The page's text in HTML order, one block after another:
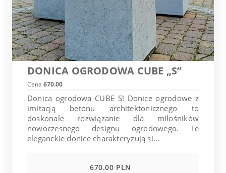
DONICA OGRODOWA CUBE „S”
Cena 670.00
Donica ogrodowa CUBE S! Donice ogrodowe z
imitacją betonu architektonicznego to
doskonałe rozwiązanie dla miłośników
nowoczesnego designu ogrodowego. Te
eleganckie donice charakteryzują si...
670.00 PLN